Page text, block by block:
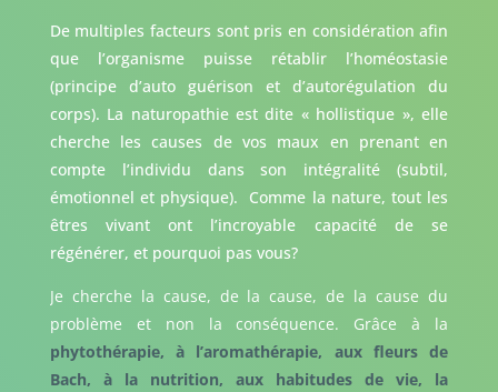
De multiples facteurs sont pris en considération afin
que l’organisme puisse rétablir l’homéostasie
(principe d’auto guérison et d’autorégulation du
corps). La naturopathie est dite « hollistique », elle
cherche les causes de vos maux en prenant en
compte l’individu dans son intégralité (subtil,
émotionnel et physique). Comme la nature, tout les
êtres vivant ont l’incroyable capacité de se
régénérer, et pourquoi pas vous?
Je cherche la cause, de la cause, de la cause du
problème et non la conséquence. Grâce à la
phytothérapie, à l’aromathérapie, aux fleurs de
Bach, à la nutrition, aux habitudes de vie, la